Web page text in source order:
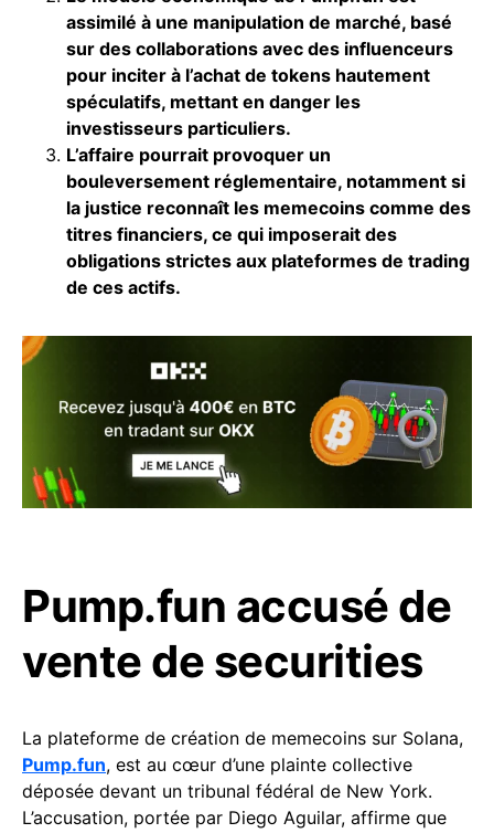
assimilé à une manipulation de marché, basé
sur des collaborations avec des influenceurs
pour inciter à l’achat de tokens hautement
spéculatifs, mettant en danger les
investisseurs particuliers.
L’affaire pourrait provoquer un
bouleversement réglementaire, notamment si
la justice reconnaît les memecoins comme des
titres financiers, ce qui imposerait des
obligations strictes aux plateformes de trading
de ces actifs.
Pump.fun accusé de
vente de securities
La plateforme de création de memecoins sur Solana,
Pump.fun, est au cœur d’une plainte collective
déposée devant un tribunal fédéral de New York.
L’accusation, portée par Diego Aguilar, affirme que